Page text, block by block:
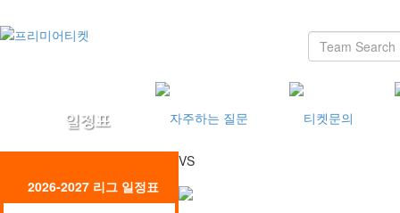
2026-2027 리그 일정표
VS